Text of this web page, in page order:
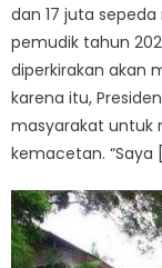
dan 17 juta
pemudik tahun
diperkirakan akan
karena itu,
masyarakat untuk
kemacetan. “Saya